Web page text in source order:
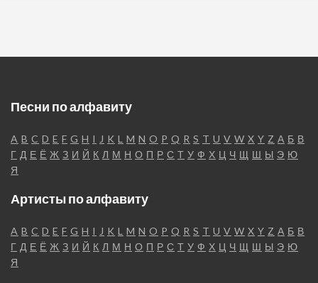
Песни по алфавиту
A B C D E F G H I J K L M N O P Q R S T U V W X Y Z А Б В
Г Д Е Ё Ж З И Й К Л М Н О П Р С Т У Ф Х Ц Ч Щ Ш Ы Э Ю
Я
Артисты по алфавиту
A B C D E F G H I J K L M N O P Q R S T U V W X Y Z А Б В
Г Д Е Ё Ж З И Й К Л М Н О П Р С Т У Ф Х Ц Ч Щ Ш Ы Э Ю
Я